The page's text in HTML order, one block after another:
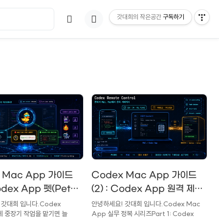
App 가이드
App 펫(Pets)
: 백그라운드 AI
실시간 모니터링,
갓대희 입니다.Codex
중장기 작업을 맡기면 늘
Codex Mac App 가이드
(2) : Codex App 원격 제어
방법 : 모바일 제어 부터 다른
기기 제어, SSH 원격 연결까지
안녕하세요! 갓대희 입니다.Codex Mac
App 실무 정복 시리즈Part 1: Codex
갓대희의 작은공간 구독하기